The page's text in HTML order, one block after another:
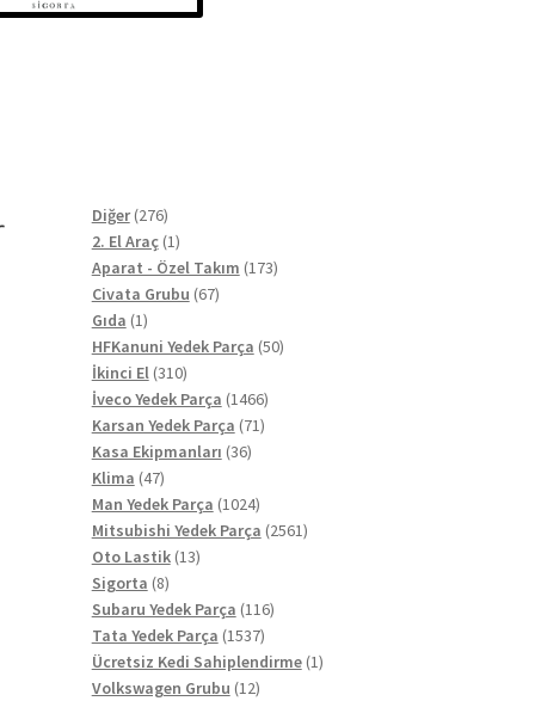
Diğer 276276
ürün
2. El Araç 11
ürün
Aparat - Özel Takım 173173
Civata Grubu 6767
Gıda 11
ürün
HFKanuni Yedek Parça 5050
İkinci El 310310
ürün
İveco Yedek Parça 14661466
ürün
Karsan Yedek Parça 7171
Kasa Ekipmanları 3636
Klima 4747
ürün
Man Yedek Parça 10241024
ürün
Mitsubishi Yedek Parça 25612561
Oto Lastik 1313
Sigorta 88
ürün
Subaru Yedek Parça 116116
Tata Yedek Parça 15371537
ürün
Ücretsiz Kedi Sahiplendirme 11
Volkswagen Grubu 1212